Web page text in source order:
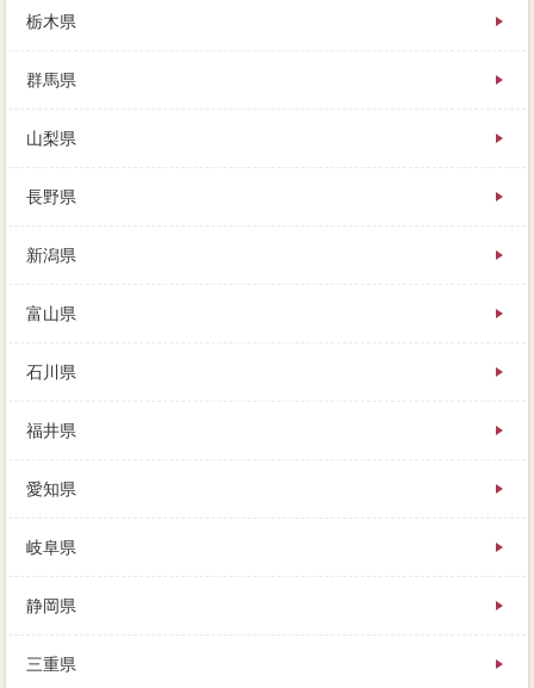
栃木県
群馬県
山梨県
長野県
新潟県
富山県
石川県
福井県
愛知県
岐阜県
静岡県
三重県